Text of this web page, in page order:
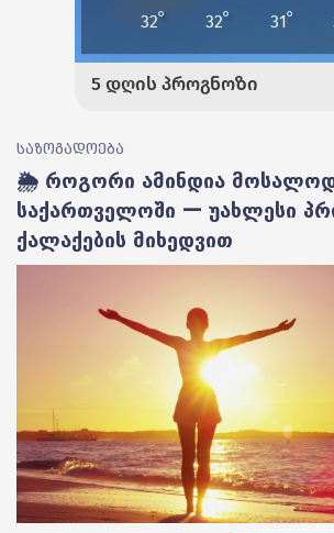
საზოგადოება
🌦️ როგორი ამინდია
საქართველოში — უახლესი
ქალაქების მიხედვით